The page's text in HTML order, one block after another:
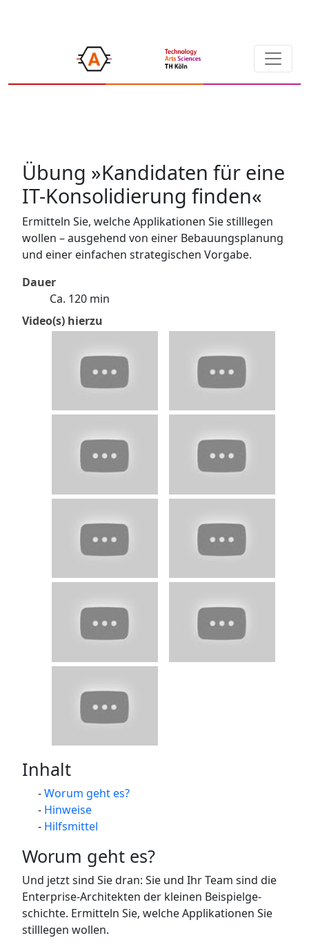
Übung »Kandidaten für eine
IT-Konsolidierung finden«
Ermitteln Sie, welche Applikationen Sie stilllegen
wollen – ausgehend von einer Bebauungsplanung
und einer einfachen strategischen Vorgabe.
Dauer
Ca. 120 min
Video(s) hierzu
Inhalt
Worum geht es?
Hinweise
Hilfsmittel
Worum geht es?
Und jetzt sind Sie dran: Sie und Ihr Team sind die
Enterprise-Architekten der kleinen Beispielge-
schichte. Ermitteln Sie, welche Applikationen Sie
stilllegen wollen.